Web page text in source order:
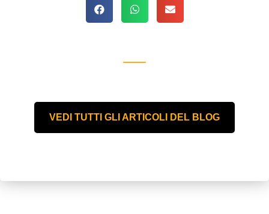
VEDI TUTTI GLI ARTICOLI DEL BLOG